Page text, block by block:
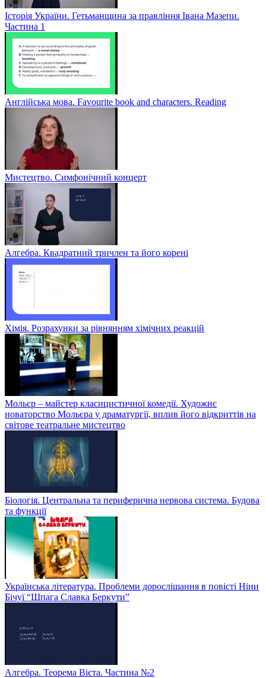
Історія України. Гетьманщина за правління Івана Мазепи.
Частина 1
Англійська мова. Favourite book and characters. Reading
Мистецтво. Симфонічний концерт
Алгебра. Квадратний тричлен та його корені
Хімія. Розрахунки за рівнянням хімічних реакцій
Мольєр – майстер класицистичної комедії. Художнє
новаторство Мольєра у драматургії, вплив його відкриттів на
світове театральне мистецтво
Біологія. Центральна та периферична нервова система. Будова
та функції
Українська література. Проблеми дорослішання в повісті Ніни
Бічуї “Шпага Славка Беркути”
Алгебра. Теорема Вієта. Частина №2